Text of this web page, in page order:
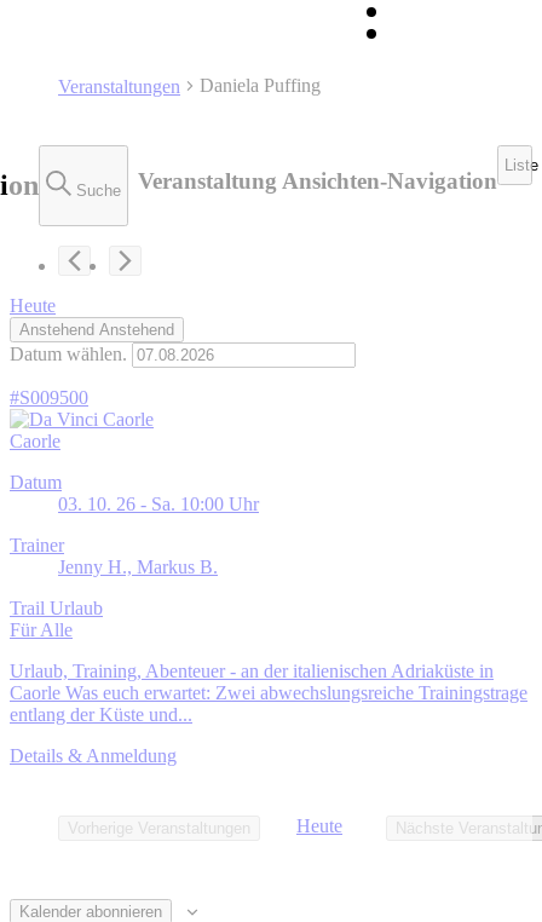
Veranstaltungen Daniela Puffing
Suche Veranstaltung Ansichten-Navigation
Liste
Heute
Anstehend Anstehend
Datum wählen.
#S009500
Caorle
Datum
03. 10. 26 - Sa. 10:00 Uhr
Trainer
Jenny H., Markus B.
Trail Urlaub
Für Alle
Urlaub, Training, Abenteuer - an der italienischen Adriaküste in
Caorle Was euch erwartet: Zwei abwechslungsreiche Trainingstrage
entlang der Küste und...
Details & Anmeldung
Vorherige Veranstaltungen Heute Nächste
Kalender abonnieren